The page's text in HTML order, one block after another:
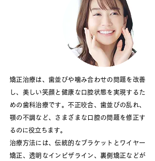
矯正治療は、歯並びや噛み合わせの問題を改善
し、美しい笑顔と健康な口腔状態を実現するた
めの歯科治療です。不正咬合、歯並びの乱れ、
顎の不調など、さまざまな口腔の問題を修正す
るのに役立ちます。
治療方法には、伝統的なブラケットとワイヤー
矯正、透明なインビザライン、裏側矯正などが